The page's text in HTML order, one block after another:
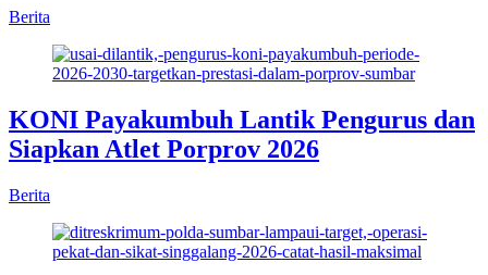
Berita
KONI Payakumbuh Lantik Pengurus dan
Siapkan Atlet Porprov 2026
Berita